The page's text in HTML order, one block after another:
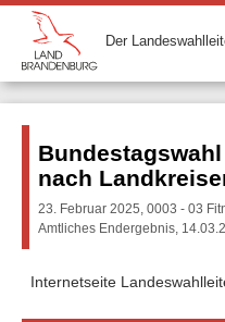
Der
nach
23. Februar 2025, 0003 - 03
Amtliches Endergebnis,
Internetseite